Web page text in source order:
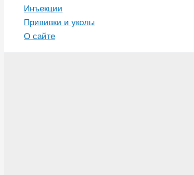
Инъекции
Прививки и уколы
О сайте